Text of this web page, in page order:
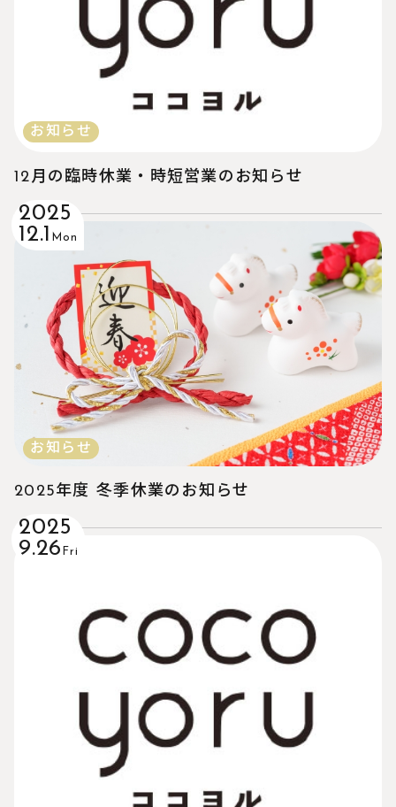
お知らせ
12月の臨時休業・時短営業のお知らせ
2025
12.1
Mon
お知らせ
2025年度 冬季休業のお知らせ
2025
9.26 Fri